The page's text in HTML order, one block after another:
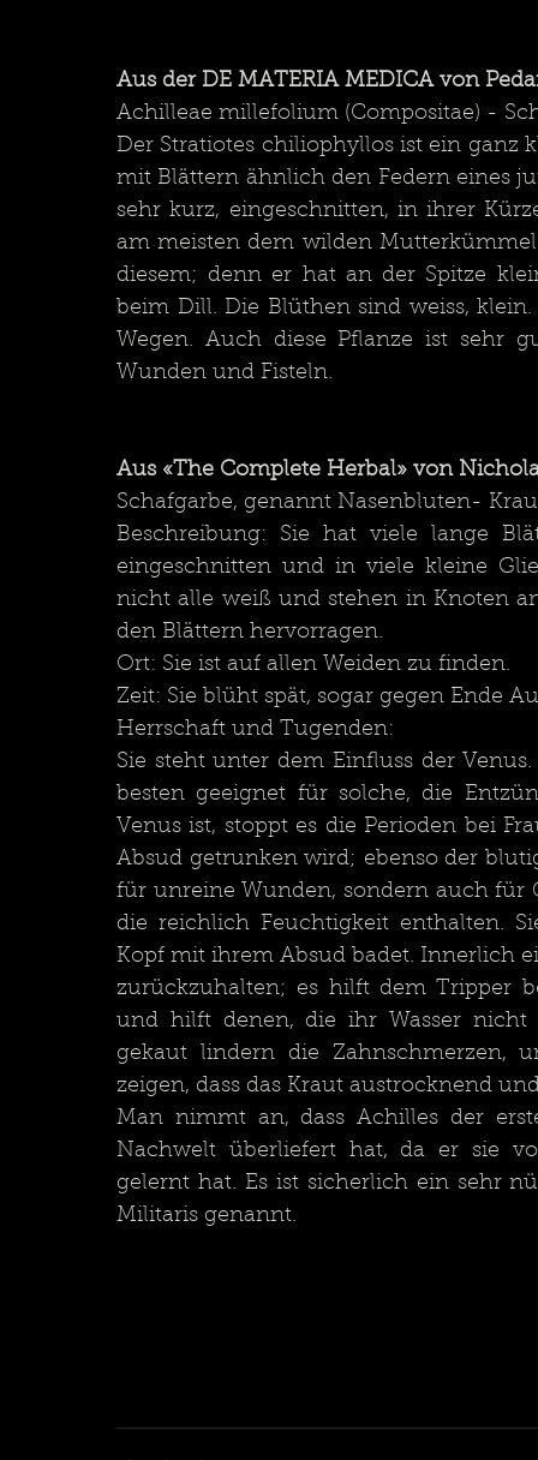
Aus der DE MATERIA MEDICA von
Achilleae millefolium (Compositae) -
Der Stratiotes chiliophyllos ist ein ganz
mit Blättern ähnlich den Federn eines
sehr kurz, eingeschnitten, in ihrer
am meisten dem wilden
diesem; denn er hat an der Spitze
beim Dill. Die Blüthen sind weiss,
Wegen. Auch diese Pflanze ist sehr
Wunden und Fisteln.
Aus «The Complete Herbal» von
Beschreibung: Sie hat viele lange
eingeschnitten und in viele kleine
nicht alle weiß und stehen in Knoten
den Blättern hervorragen.
Sie steht unter dem Einfluss der
besten geeignet für solche, die
Venus ist, stoppt es die Perioden bei
Absud getrunken wird; ebenso der
für unreine Wunden, sondern auch für
die reichlich Feuchtigkeit enthalten.
Kopf mit ihrem Absud badet. Innerlich
zurückzuhalten; es hilft dem Tripper
und hilft denen, die ihr Wasser
gekaut lindern die Zahnschmerzen,
Man nimmt an, dass Achilles der
Nachwelt überliefert hat, da er sie
gelernt hat. Es ist sicherlich ein sehr
Militaris genannt.